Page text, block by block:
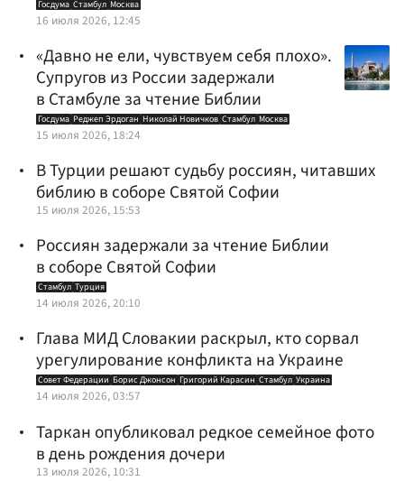
Госдума Стамбул Москва
16 июля 2026, 12:45
«Давно не ели, чувствуем себя плохо».
Супругов из России задержали
в Стамбуле за чтение Библии
Госдума Реджеп Эрдоган Николай Новичков Стамбул Москва
15 июля 2026, 18:24
В Турции решают судьбу россиян, читавших
библию в соборе Святой Софии
15 июля 2026, 15:53
Россиян задержали за чтение Библии
в соборе Святой Софии
Стамбул Турция
14 июля 2026, 20:10
Глава МИД Словакии раскрыл, кто сорвал
урегулирование конфликта на Украине
Совет Федерации Борис Джонсон Григорий Карасин Стамбул Украина
14 июля 2026, 03:57
Таркан опубликовал редкое семейное фото
в день рождения дочери
13 июля 2026, 10:31